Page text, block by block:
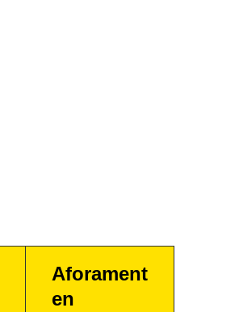
Aforament
en